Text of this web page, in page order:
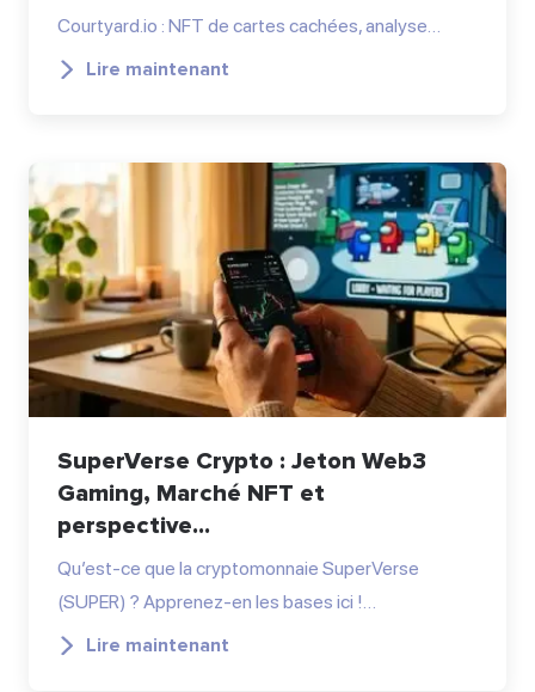
Courtyard.io : NFT de cartes cachées, analyse…
Lire maintenant
SuperVerse Crypto : Jeton Web3
Gaming, Marché NFT et
perspective...
Qu’est-ce que la cryptomonnaie SuperVerse
(SUPER) ? Apprenez-en les bases ici !…
Lire maintenant